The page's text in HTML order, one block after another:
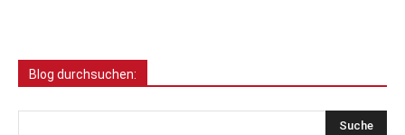
Blog durchsuchen: